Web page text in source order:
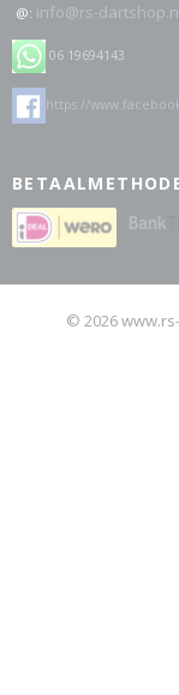
@: info@rs-
06 19694143
https://
© 2026